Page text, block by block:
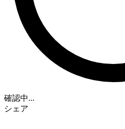
確認中...
シェア